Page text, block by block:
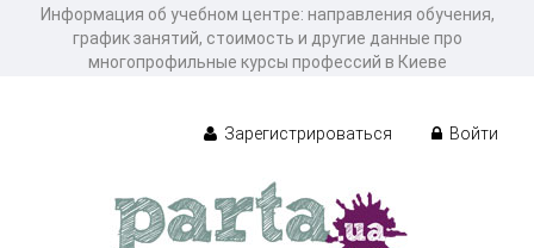
Информация об учебном центре: направления обучения,
график занятий, стоимость и другие данные про
многопрофильные курсы профессий в Киеве
Зарегистрироваться Войти